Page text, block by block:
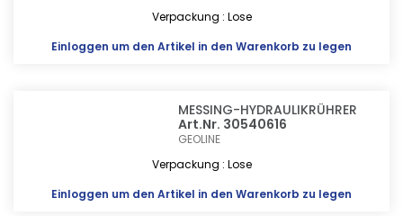
Verpackung : Lose
Einloggen um den Artikel in den Warenkorb zu legen
MESSING-HYDRAULIKRÜHRER
Art.Nr. 30540616
GEOLINE
Verpackung : Lose
Einloggen um den Artikel in den Warenkorb zu legen